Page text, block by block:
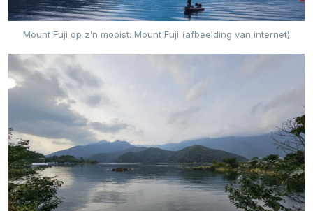
Mount Fuji op z’n mooist: Mount Fuji (afbeelding van internet)